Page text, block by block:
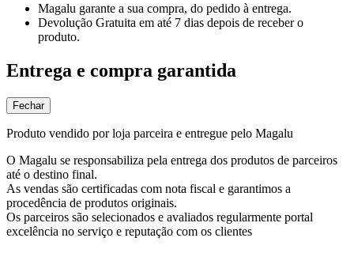
Magalu garante a sua compra, do pedido à entrega.
Devolução Gratuita em até 7 dias depois de receber o
produto.
Entrega e compra garantida
Fechar
Produto vendido por loja parceira e entregue pelo Magalu
O Magalu se responsabiliza pela entrega dos produtos de parceiros
até o destino final.
As vendas são certificadas com nota fiscal e garantimos a
procedência de produtos originais.
Os parceiros são selecionados e avaliados regularmente portal
excelência no serviço e reputação com os clientes